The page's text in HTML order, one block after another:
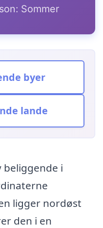
Sommer
byer
lande
beliggende i
ligger nordøst
den i en